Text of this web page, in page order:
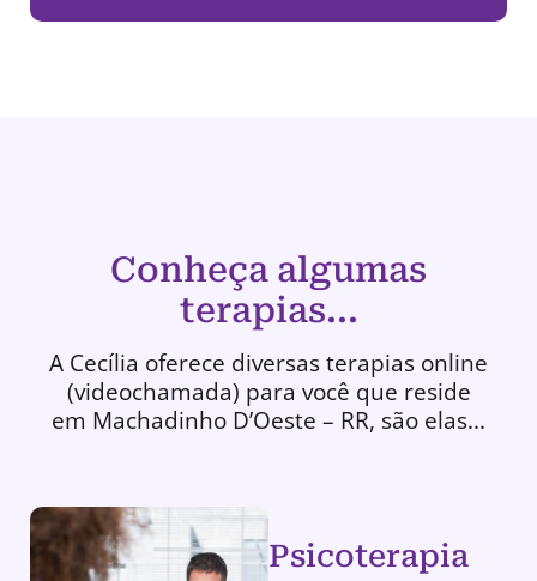
Conheça algumas
terapias...
A Cecília oferece diversas terapias online
(videochamada) para você que reside
em Machadinho D’Oeste – RR, são elas...
Psicoterapia